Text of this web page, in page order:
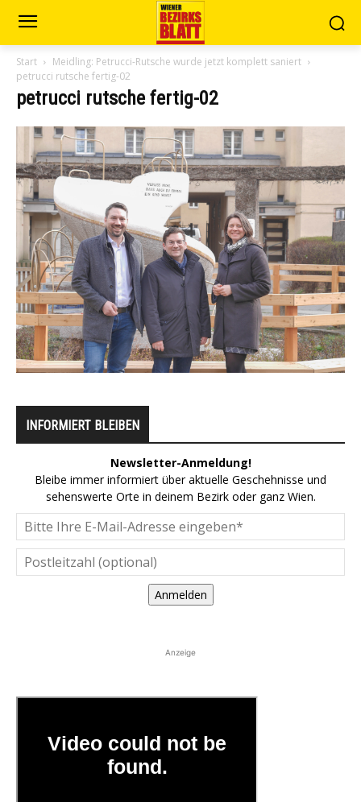
Start
Meidling: Petrucci-Rutsche wurde jetzt komplett saniert
petrucci rutsche fertig-02
petrucci rutsche fertig-02
INFORMIERT BLEIBEN
Newsletter-Anmeldung!
Bleibe immer informiert über aktuelle Geschehnisse und
sehenswerte Orte in deinem Bezirk oder ganz Wien.
Anmelden
Anzeige